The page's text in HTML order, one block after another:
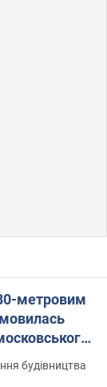
метровим
будівництва